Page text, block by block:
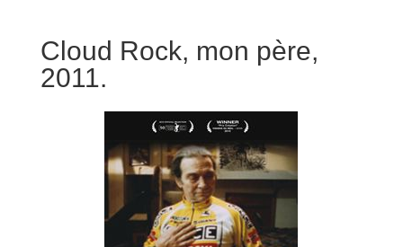
Cloud Rock, mon père,
2011.